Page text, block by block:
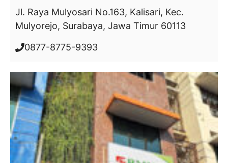
Jl. Raya Mulyosari No.163, Kalisari, Kec.
Mulyorejo, Surabaya, Jawa Timur 60113
0877-8775-9393